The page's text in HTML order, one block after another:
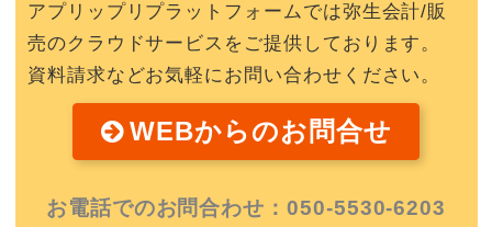
アプリップリプラットフォームでは弥生会計/販
売のクラウドサービスをご提供しております。
資料請求などお気軽にお問い合わせください。
WEBからのお問合せ
お電話でのお問合わせ：050-5530-6203